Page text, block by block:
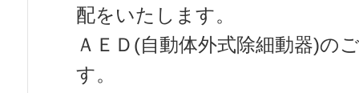
配をいたします。
ＡＥＤ(自動体外式除細動器)の
す。